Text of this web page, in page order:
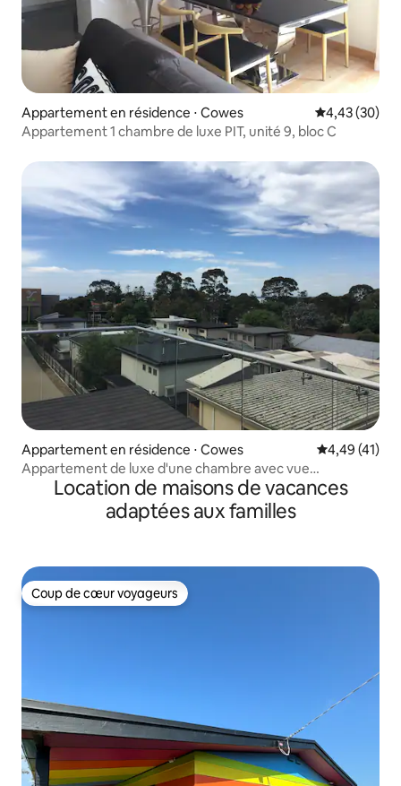
Appartement en résidence ⋅ Cowes Évaluation
4,43 (30)
Appartement 1 chambre de luxe PIT, unité 9, bloc C
Appartement en résidence ⋅ Cowes Évaluation
4,49 (41)
Appartement de luxe d'une chambre avec vue
imprenable, unité 12
Location de maisons de vacances
adaptées aux familles
Coup de cœur voyageurs
Coup de cœur voyageurs